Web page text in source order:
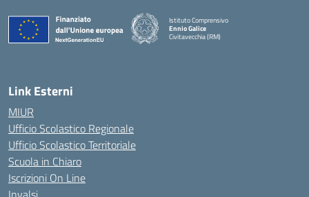
Istituto Comprensivo
Ennio Galice
Civitavecchia (RM)
Link Esterni
MIUR
Ufficio Scolastico Regionale
Ufficio Scolastico Territoriale
Scuola in Chiaro
Iscrizioni On Line